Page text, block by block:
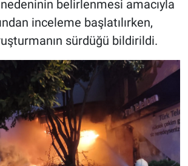
nedeninin belirlenmesi amacıyla
inceleme başlatılırken,
sürdüğü bildirildi.